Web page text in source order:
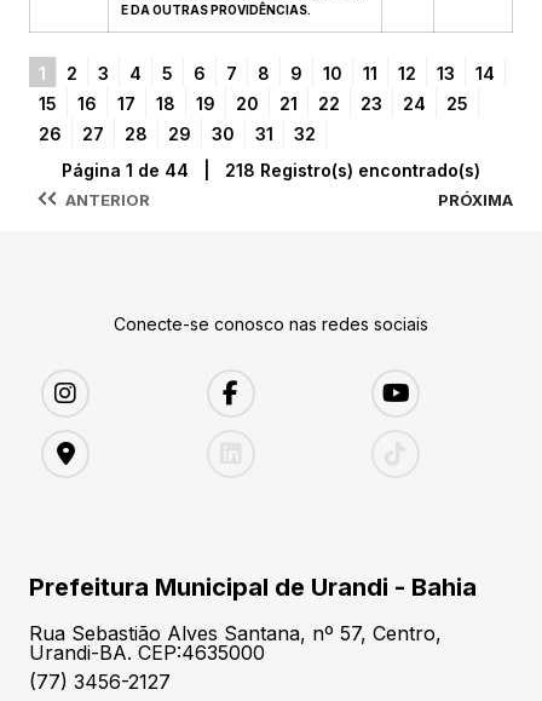
E DA OUTRAS PROVIDÊNCIAS.
1 2 3 4 5 6 7 8 9 10 11 12 13
14
15
16 17 18 19 20 21 22 23 24
25
26
27 28 29 30 31 32
ANTERIOR
Página 1 de 44 | 218 Registro(s) encontrado(s)
PRÓXIMA
Conecte-se conosco nas redes sociais
Prefeitura Municipal de Urandi - Bahia
Rua Sebastião Alves Santana, nº 57, Centro,
Urandi-BA. CEP:4635000
(77) 3456-2127